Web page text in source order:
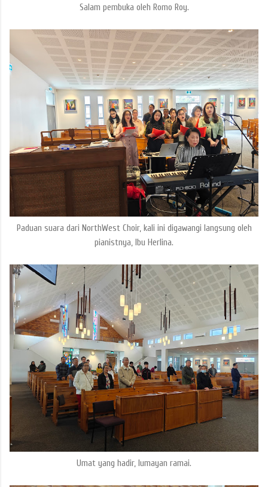
Salam pembuka oleh Romo Roy.
Paduan suara dari NorthWest Choir, kali ini digawangi langsung oleh
pianistnya, Ibu Herlina.
Umat yang hadir, lumayan ramai.